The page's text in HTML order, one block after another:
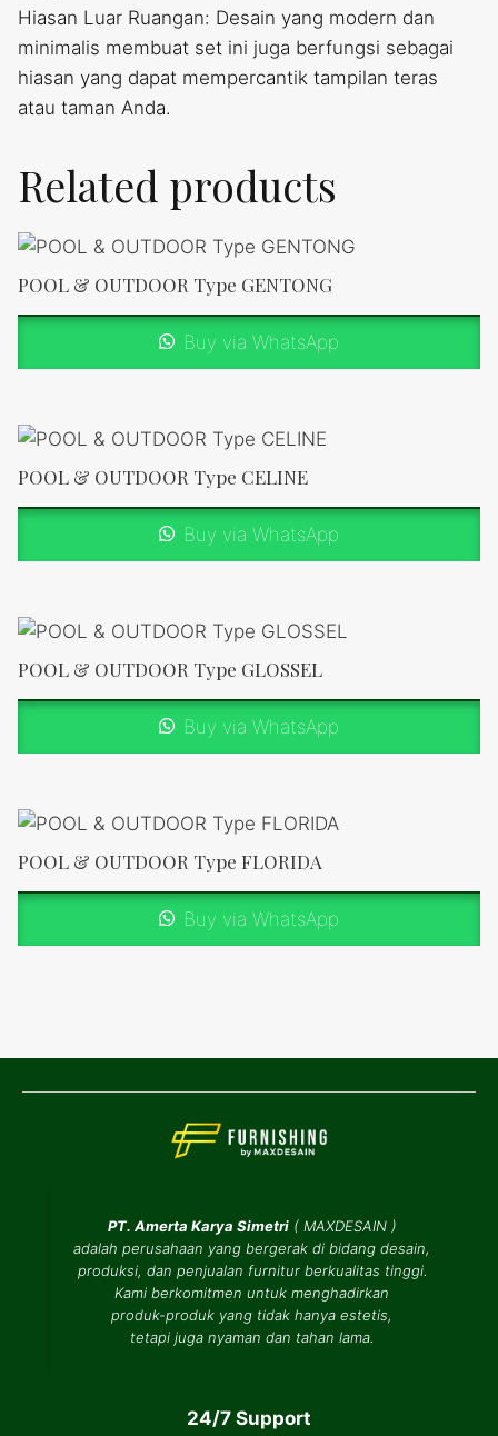
Hiasan Luar Ruangan: Desain yang modern dan
minimalis membuat set ini juga berfungsi sebagai
hiasan yang dapat mempercantik tampilan teras
atau taman Anda.
Related products
POOL & OUTDOOR Type GENTONG
Buy via WhatsApp
POOL & OUTDOOR Type CELINE
Buy via WhatsApp
POOL & OUTDOOR Type GLOSSEL
Buy via WhatsApp
POOL & OUTDOOR Type FLORIDA
Buy via WhatsApp
PT. Amerta Karya Simetri( MAXDESAIN)
adalah perusahaan yang bergerak di bidang desain,
produksi, dan penjualan furnitur berkualitas tinggi.
Kami berkomitmen untuk menghadirkan
produk-produk yang tidak hanya estetis,
tetapi juga nyaman dan tahan lama.
24/7 Support